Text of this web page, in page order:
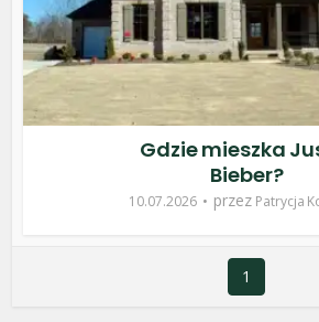
Gdzie mieszka
Bieber?
10.07.2026 przez Patrycja
1